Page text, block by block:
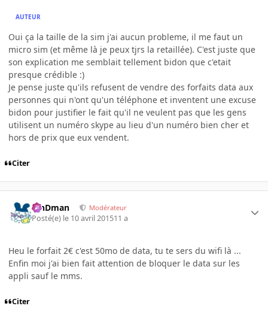
AUTEUR
Oui ça la taille de la sim j'ai aucun probleme, il me faut un
micro sim (et même là je peux tjrs la retaillée). C'est juste que
son explication me semblait tellement bidon que c'etait
presque crédible :)
Je pense juste qu'ils refusent de vendre des forfaits data aux
personnes qui n'ont qu'un téléphone et inventent une excuse
bidon pour justifier le fait qu'il ne veulent pas que les gens
utilisent un numéro skype au lieu d'un numéro bien cher et
hors de prix que eux vendent.
Citer
RinDman Modérateur
Posté(e) le 10 avril 201511 a
Heu le forfait 2€ c'est 50mo de data, tu te sers du wifi là ...
Enfin moi j'ai bien fait attention de bloquer le data sur les
appli sauf le mms.
Citer